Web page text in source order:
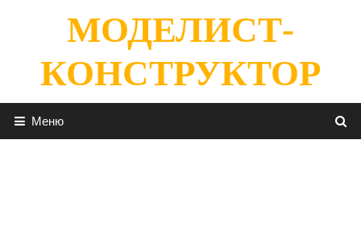
содержимомуМОДЕЛИСТ-
КОНСТРУКТОР
Меню